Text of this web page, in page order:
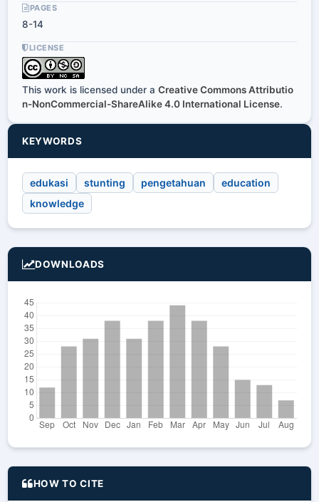
PAGES
8-14
LICENSE
This work is licensed under a Creative Commons Attributio
n-NonCommercial-ShareAlike 4.0 International License.
KEYWORDS
edukasi stunting pengetahuan
education
knowledge
DOWNLOADS
HOW TO CITE